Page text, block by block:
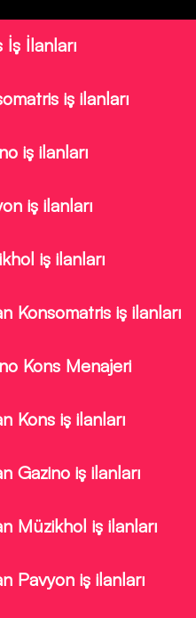
İş İlanları
iş ilanları
iş ilanları
iş ilanları
iş ilanları
Konsomatris iş ilanları
Kons Menajeri
Kons iş ilanları
Gazino iş ilanları
Müzikhol iş ilanları
Pavyon iş ilanları